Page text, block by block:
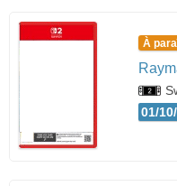
À
01/